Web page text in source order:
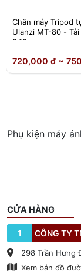
Chân máy Tripod
Ulanzi MT-80 - Tải
2,13m
720,000 đ ~
Phụ kiện máy
CỬA HÀNG
1 CÔNG TY
298 Trần Hưng
Xem bản đồ